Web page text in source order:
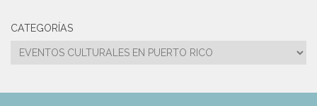
CATEGORÍAS
Categorías